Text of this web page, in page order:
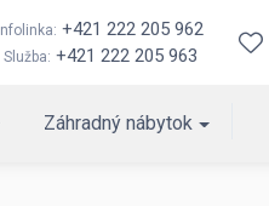
Infolinka: +421 222 205 962
Služba: +421 222 205 963
Záhradný nábytok